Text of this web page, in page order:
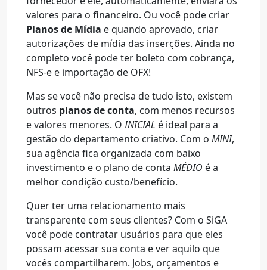
valores para o financeiro. Ou você pode criar
Planos de Mídia e quando aprovado, criar
autorizações de mídia das inserções. Ainda no
completo você pode ter boleto com cobrança,
NFS-e e importação de OFX!
Mas se você não precisa de tudo isto, existem
outros planos de conta, com menos recursos
e valores menores. OINICIAL é ideal para a
gestão do departamento criativo. Com o MINI,
sua agência fica organizada com baixo
investimento e o plano de conta MÉDIO é a
melhor condição custo/benefício.
Quer ter uma relacionamento mais
transparente com seus clientes? Com o SiGA
você pode contratar usuários para que eles
possam acessar sua conta e ver aquilo que
vocês compartilharem. Jobs, orçamentos e